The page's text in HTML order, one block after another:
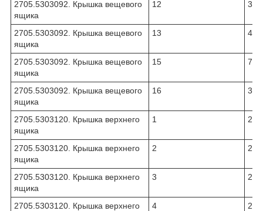
2705.5303092. Крышка вещевого
ящика
12
2705.5303092. Крышка вещевого
ящика
13
2705.5303092. Крышка вещевого
ящика
15
2705.5303092. Крышка вещевого
ящика
16
2705.5303120. Крышка верхнего
ящика
1
2705.5303120. Крышка верхнего
ящика
2
2705.5303120. Крышка верхнего
ящика
3
2705.5303120. Крышка верхнего
4